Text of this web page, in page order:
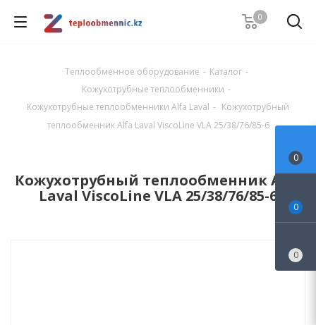
0
Теплообменное оборудование - Каталог -
Кожухотрубные теплообменники -
Кожухотрубные теплообменники Alfa Laval - Кожухотрубный
теплообменник Alfa Laval ViscoLine VLA 25/38/76/85-6
Кожухотрубный теплообменник Alfa
Laval ViscoLine VLA 25/38/76/85-6
0
0
0